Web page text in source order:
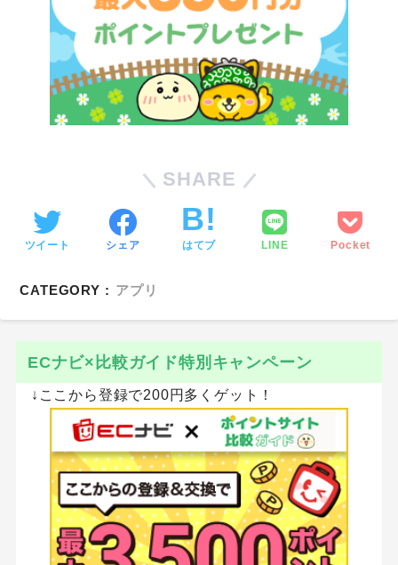
SHARE
ツイート シェア はてブ LINE Pocket
CATEGORY : アプリ
ECナビ×比較ガイド特別キャンペーン
↓ここから登録で200円多くゲット！